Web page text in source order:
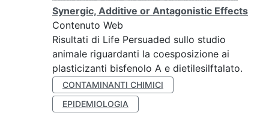
Synergic, Additive or Antagonistic Effects
Contenuto Web
Risultati di Life Persuaded sullo studio
animale riguardanti la coesposizione ai
plasticizanti bisfenolo A e dietilesilftalato.
CONTAMINANTI CHIMICI
EPIDEMIOLOGIA